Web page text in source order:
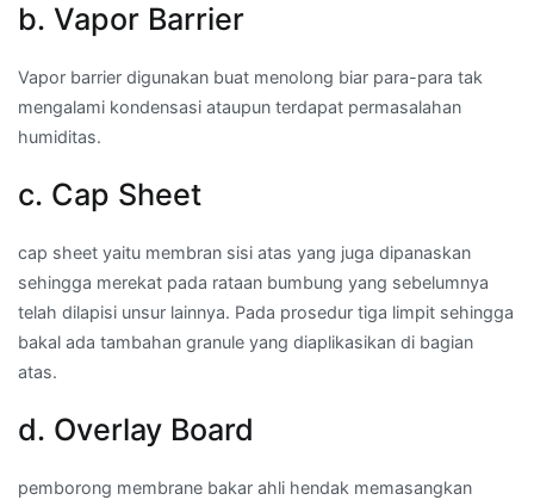
b. Vapor Barrier
Vapor barrier digunakan buat menolong biar para-para tak
mengalami kondensasi ataupun terdapat permasalahan
humiditas.
c. Cap Sheet
cap sheet yaitu membran sisi atas yang juga dipanaskan
sehingga merekat pada rataan bumbung yang sebelumnya
telah dilapisi unsur lainnya. Pada prosedur tiga limpit sehingga
bakal ada tambahan granule yang diaplikasikan di bagian
atas.
d. Overlay Board
pemborong membrane bakar ahli hendak memasangkan